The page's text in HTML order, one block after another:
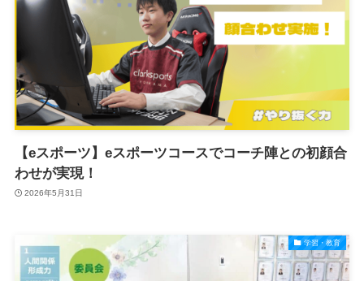
【eスポーツ】eスポーツコースでコーチ陣との初顔合
わせが実現！
2026年5月31日
学習・教育